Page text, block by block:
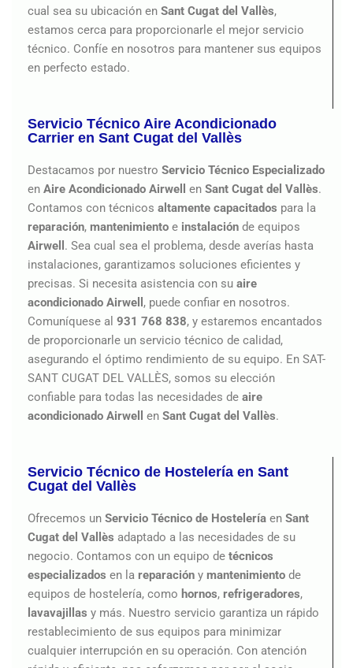
cual sea su ubicación en Sant Cugat del Vallès,
estamos cerca para proporcionarle el mejor servicio
técnico. Confíe en nosotros para mantener sus equipos
en perfecto estado.
Servicio Técnico Aire Acondicionado
Carrier en Sant Cugat del Vallès
Destacamos por nuestro Servicio Técnico Especializado
en Aire Acondicionado Airwell en Sant Cugat del Vallès.
Contamos con técnicos altamente capacitados para la
reparación, mantenimiento e instalación de equipos
Airwell . Sea cual sea el problema, desde averías hasta
instalaciones, garantizamos soluciones eficientes y
precisas. Si necesita asistencia con su aire
acondicionado Airwell , puede confiar en nosotros.
Comuníquese al 931 768 838, y estaremos encantados
de proporcionarle un servicio técnico de calidad,
asegurando el óptimo rendimiento de su equipo. En SAT-
SANT CUGAT DEL VALLÈS, somos su elección
confiable para todas las necesidades de aire
acondicionado Airwell
en Sant Cugat del Vallès.
Servicio Técnico de Hostelería en Sant
Cugat del Vallès
Ofrecemos un Servicio Técnico de Hostelería en Sant
Cugat del Vallès adaptado a las necesidades de su
negocio. Contamos con un equipo de técnicos
especializados en la reparación y mantenimiento de
equipos de hostelería, como hornos, refrigeradores,
lavavajillas y más. Nuestro servicio garantiza un rápido
restablecimiento de sus equipos para minimizar
cualquier interrupción en su operación. Con atención